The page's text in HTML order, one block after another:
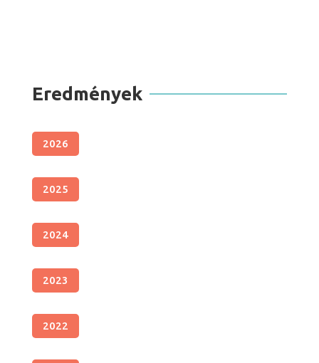
Eredmények
2026
2025
2024
2023
2022